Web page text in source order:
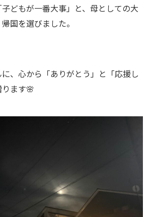
どもが一番大事」と、母としての大
国を選びました。
、心から「ありがとう」と「応援し
ます🌸